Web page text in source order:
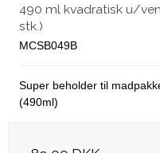
490 ml kvadratisk u/
stk.)
MCSB049B
Super beholder til
(490ml)